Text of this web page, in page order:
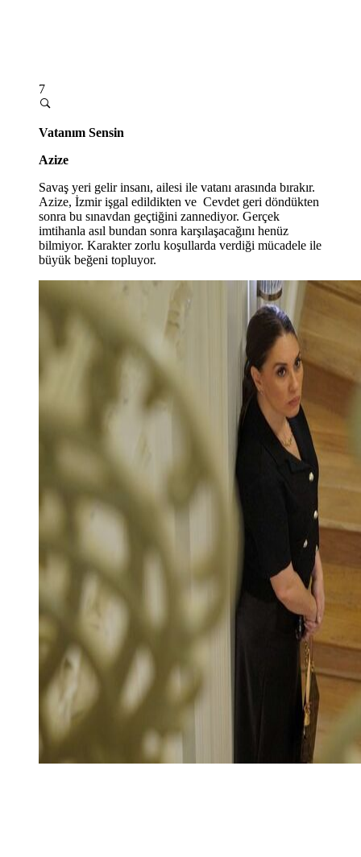
7
Vatanım Sensin
Azize
Savaş yeri gelir insanı, ailesi ile vatanı arasında bırakır.
Azize, İzmir işgal edildikten ve Cevdet geri döndükten
sonra bu sınavdan geçtiğini zannediyor. Gerçek
imtihanla asıl bundan sonra karşılaşacağını henüz
bilmiyor. Karakter zorlu koşullarda verdiği mücadele ile
büyük beğeni topluyor.